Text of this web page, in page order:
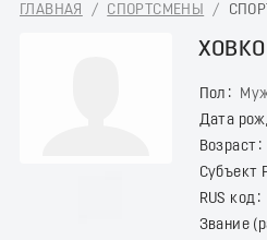
ГЛАВНАЯ / СПОРТСМЕНЫ /
Пол
Дата
Возраст
Субъект
RUS код
Звание